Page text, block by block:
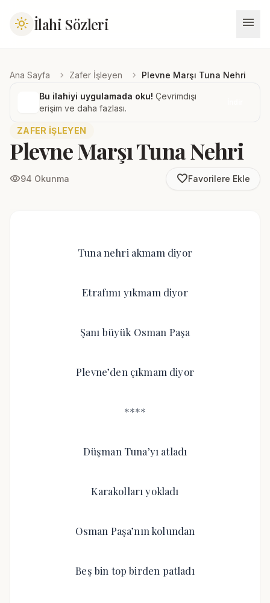
light_mode İlahi Sözleri menu
Ana Sayfa chevron_right Zafer İşleyen chevron_right Plevne Marşı Tuna Nehri
Bu ilahiyi uygulamada oku! Çevrimdışı
erişim ve daha fazlası.
ZAFER İŞLEYEN
Plevne Marşı Tuna Nehri
visibility94 Okunma favorite_borderFavorilere Ekle
Tuna nehri akmam diyor
Etrafımı yıkmam diyor
Şanı büyük Osman Paşa
Plevne’den çıkmam diyor
****
Düşman Tuna’yı atladı
Karakolları yokladı
Osman Paşa’nın kolundan
Beş bin top birden patladı